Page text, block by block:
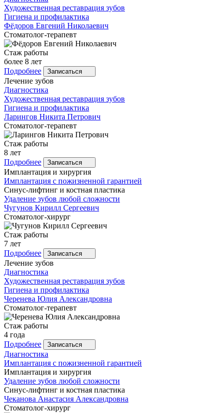
Художественная реставрация зубов
Гигиена и профилактика
Фёдоров Евгений Николаевич
Стоматолог-терапевт
Стаж работы
более 8 лет
Подробнее
Записаться
Лечение зубов
Диагностика
Художественная реставрация зубов
Гигиена и профилактика
Ларингов Никита Петрович
Стоматолог-терапевт
Стаж работы
8 лет
Подробнее
Записаться
Имплантация и хирургия
Имплантация с пожизненной гарантией
Синус-лифтинг и костная пластика
Удаление зубов любой сложности
Чугунов Кирилл Сергеевич
Стоматолог-хирург
Стаж работы
7 лет
Подробнее
Записаться
Лечение зубов
Диагностика
Художественная реставрация зубов
Гигиена и профилактика
Черенева Юлия Александровна
Стоматолог-терапевт
Стаж работы
4 года
Подробнее
Записаться
Диагностика
Имплантация с пожизненной гарантией
Имплантация и хирургия
Удаление зубов любой сложности
Синус-лифтинг и костная пластика
Чеканова Анастасия Александровна
Стоматолог-хирург